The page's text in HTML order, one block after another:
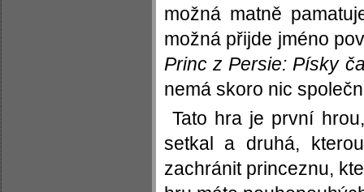
možná matně
možná přijde jméno
Princ z Persie: Písky
nemá skoro nic
Tato hra je první
setkal a druhá,
zachránit princeznu,